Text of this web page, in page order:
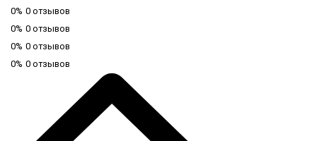
0% 0 отзывов
0% 0 отзывов
0% 0 отзывов
0% 0 отзывов